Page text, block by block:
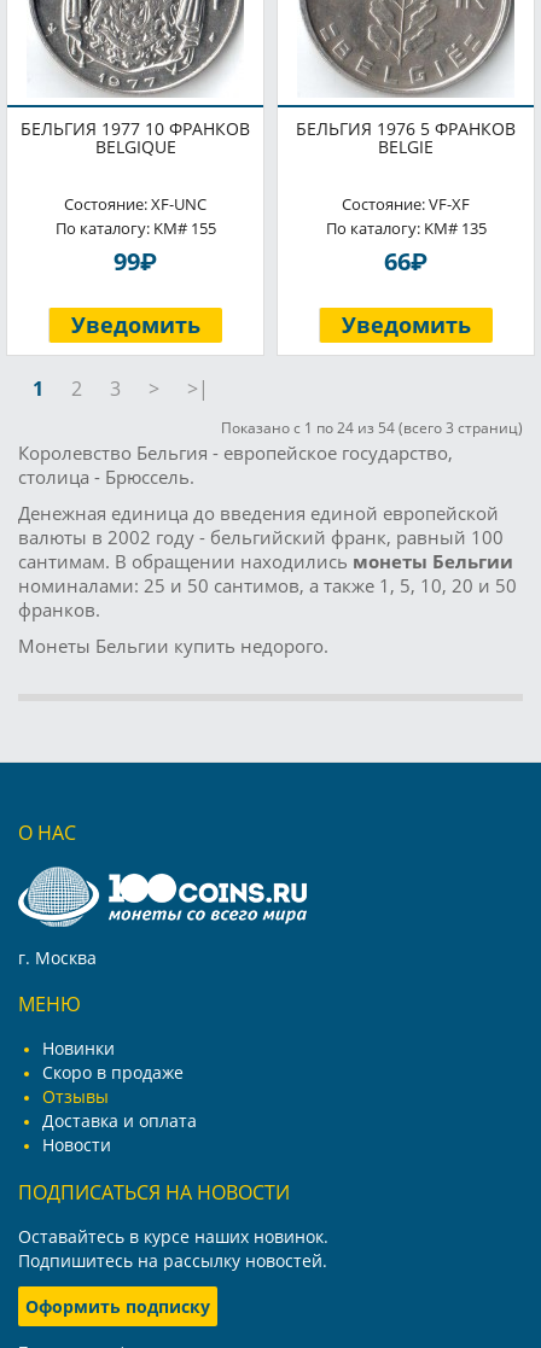
БЕЛЬГИЯ 1977 10 ФРАНКОВ
BELGIQUE
Состояние: XF-UNC
По каталогу: KM# 155
99P
Уведомить
БЕЛЬГИЯ 1976 5 ФРАНКОВ
BELGIE
Состояние: VF-XF
По каталогу: KM# 135
66P
Уведомить
1 2 3 > >|
Показано с 1 по 24 из 54 (всего 3 страниц)
Королевство Бельгия - европейское государство,
столица - Брюссель.
Денежная единица до введения единой европейской
валюты в 2002 году - бельгийский франк, равный 100
сантимам. В обращении находились монеты Бельгии
номиналами: 25 и 50 сантимов, а также 1, 5, 10, 20 и 50
франков.
Монеты Бельгии купить недорого.
О НАС
г. Москва
МЕНЮ
Новинки
Скоро в продаже
Отзывы
Доставка и оплата
Новости
ПОДПИСАТЬСЯ НА НОВОСТИ
Оставайтесь в курсе наших новинок.
Подпишитесь на рассылку новостей.
Оформить подписку